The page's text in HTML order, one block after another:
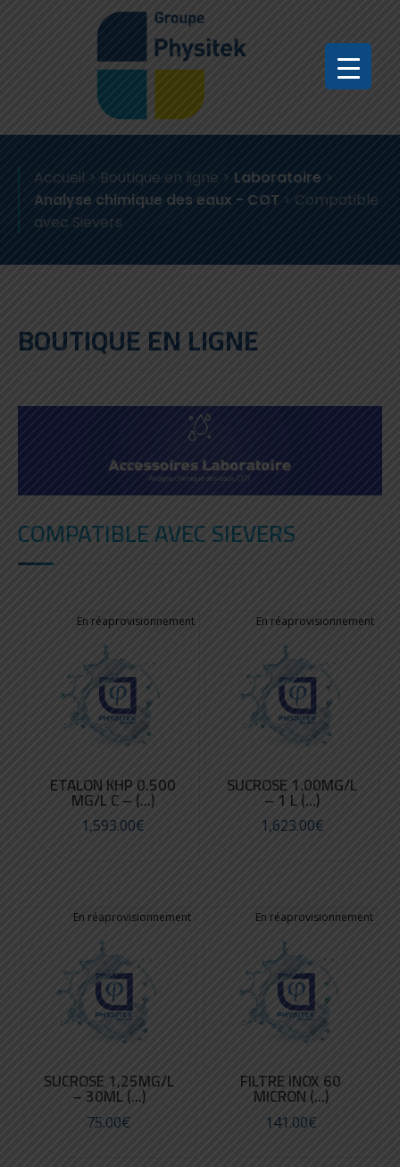
Accueil > Boutique en ligne > Laboratoire >
Analyse chimique des eaux - COT > Compatible
avec Sievers
BOUTIQUE EN LIGNE
COMPATIBLE AVEC SIEVERS
ETALON KHP 0.500
MG/L C – (...)
1,593.00€
SUCROSE 1.00MG/L
– 1 L (...)
1,623.00€
SUCROSE 1,25MG/L
– 30ML (...)
75.00€
FILTRE INOX 60
MICRON (...)
141.00€